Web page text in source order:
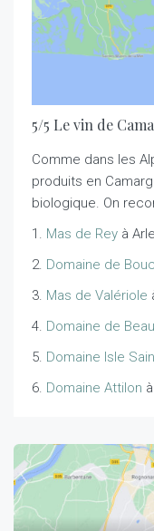
5/5 Le vin de
Comme dans les
produits en
biologique. On
1. Mas de Rey à
2. Domaine de
3. Mas de Valériole
4. Domaine de
5. Domaine Isle
6. Domaine Attilon